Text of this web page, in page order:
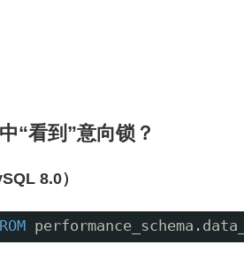
“看到”意向锁？
8.0）